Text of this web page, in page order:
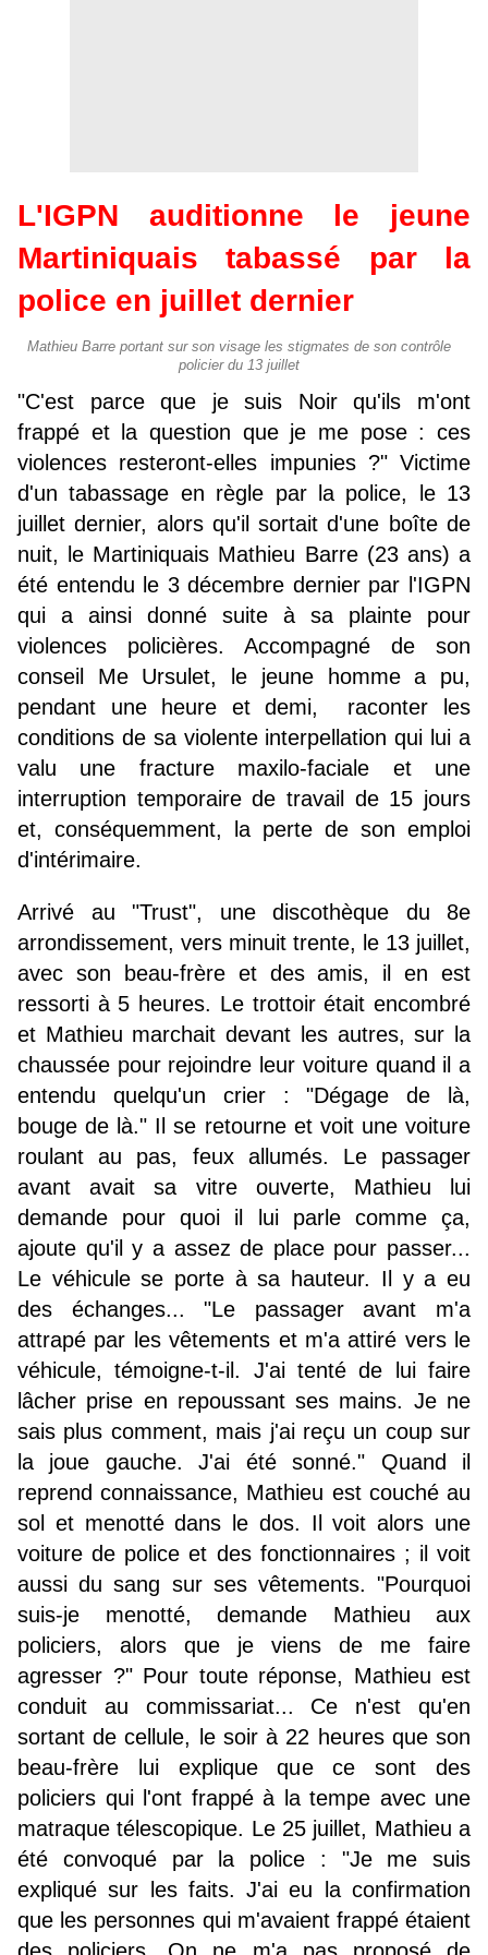
L'IGPN auditionne le jeune
Martiniquais tabassé par la
police en juillet dernier
Mathieu Barre portant sur son visage les stigmates de son contrôle
policier du 13 juillet
"C'est parce que je suis Noir qu'ils m'ont
frappé et la question que je me pose : ces
violences resteront-elles impunies ?" Victime
d'un tabassage en règle par la police, le 13
juillet dernier, alors qu'il sortait d'une boîte de
nuit, le Martiniquais Mathieu Barre (23 ans) a
été entendu le 3 décembre dernier par l'IGPN
qui a ainsi donné suite à sa plainte pour
violences policières. Accompagné de son
conseil Me Ursulet, le jeune homme a pu,
pendant une heure et demi, raconter les
conditions de sa violente interpellation qui lui a
valu une fracture maxilo-faciale et une
interruption temporaire de travail de 15 jours
et, conséquemment, la perte de son emploi
d'intérimaire.
Arrivé au "Trust", une discothèque du 8e
arrondissement, vers minuit trente, le 13 juillet,
avec son beau-frère et des amis, il en est
ressorti à 5 heures. Le trottoir était encombré
et Mathieu marchait devant les autres, sur la
chaussée pour rejoindre leur voiture quand il a
entendu quelqu'un crier : "Dégage de là,
bouge de là." Il se retourne et voit une voiture
roulant au pas, feux allumés. Le passager
avant avait sa vitre ouverte, Mathieu lui
demande pour quoi il lui parle comme ça,
ajoute qu'il y a assez de place pour passer...
Le véhicule se porte à sa hauteur. Il y a eu
des échanges... "Le passager avant m'a
attrapé par les vêtements et m'a attiré vers le
véhicule, témoigne-t-il. J'ai tenté de lui faire
lâcher prise en repoussant ses mains. Je ne
sais plus comment, mais j'ai reçu un coup sur
la joue gauche. J'ai été sonné." Quand il
reprend connaissance, Mathieu est couché au
sol et menotté dans le dos. Il voit alors une
voiture de police et des fonctionnaires ; il voit
aussi du sang sur ses vêtements. "Pourquoi
suis-je menotté, demande Mathieu aux
policiers, alors que je viens de me faire
agresser ?" Pour toute réponse, Mathieu est
conduit au commissariat... Ce n'est qu'en
sortant de cellule, le soir à 22 heures que son
beau-frère lui explique que ce sont des
policiers qui l'ont frappé à la tempe avec une
matraque télescopique. Le 25 juillet, Mathieu a
été convoqué par la police : "Je me suis
expliqué sur les faits. J'ai eu la confirmation
que les personnes qui m'avaient frappé étaient